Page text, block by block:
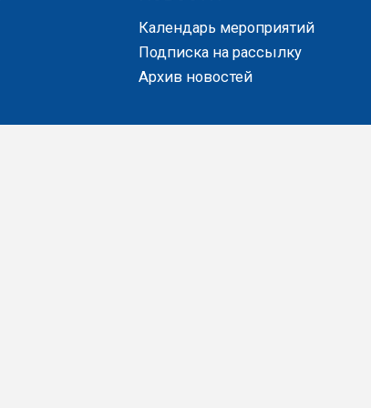
Календарь мероприятий
Подписка на рассылку
Архив новостей